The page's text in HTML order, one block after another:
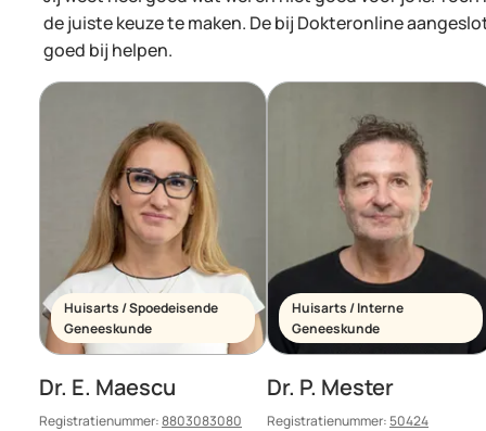
de juiste keuze te maken. De bij Dokteronline
goed bij helpen.
Huisarts / Spoedeisende
Geneeskunde
Dr. E. Maescu
Registratienummer:8803083080
Huisarts / Interne
Geneeskunde
Dr. P. Mester
Registratienummer:50424